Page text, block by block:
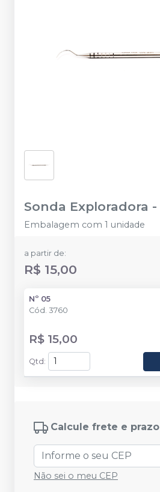
Sonda Exploradora -
Embalagem com 1 unidade
a partir de:
R$ 15,00
Nº 05
Cód. 3760
R$ 15,00
Qtd :
Calcule frete e prazo
Não sei o meu CEP